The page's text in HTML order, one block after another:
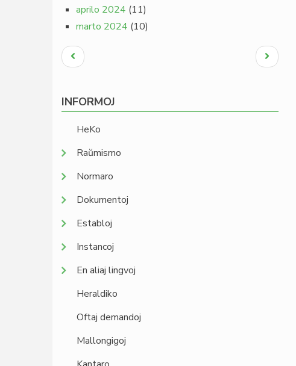
aprilo 2024 (11)
marto 2024 (10)
Pagination
Antaŭa
paĝo
Next
page
INFORMOJ
HeKo
Raŭmismo
Normaro
Dokumentoj
Establoj
Instancoj
En aliaj lingvoj
Heraldiko
Oftaj demandoj
Mallongigoj